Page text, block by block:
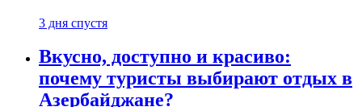
3 дня спустя
Вкусно, доступно и красиво:
почему туристы выбирают отдых в
Азербайджане?